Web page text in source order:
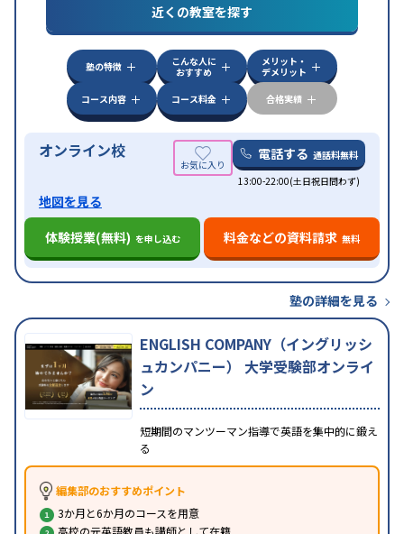
特徴
中高一貫校生に対応授業の振替可能
学習にPC・タブレットを利用オンライン対応1
科目から受講可能
近くの教室を探す
塾の特徴
こんな人に
おすすめ
メリット・
デメリット
コース内容
コース料金 合格実績
オンライン校 電話する 通話料無料
13:00-22:00(土日祝日問わず)
地図を見る
体験授業(無料) を申し込む 料金などの資料請求 無料
塾の詳細を見る
ENGLISH COMPANY（イングリッシ
ュカンパニー） 大学受験部オンライ
ン
短期間のマンツーマン指導で英語を集中的に鍛え
る
編集部のおすすめポイント
3か月と6か月のコースを用意
高校の元英語教員も講師として在籍